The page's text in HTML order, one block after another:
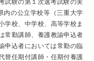
内の公立学校等（三重大学
学校、中学校、高等学校ま
常勤講師、養護教諭申込者
申込者においては常勤の臨
替任期付講師・任期付養護